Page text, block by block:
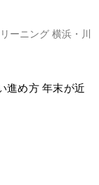
ーニング 横浜・川
進め方 年末が近